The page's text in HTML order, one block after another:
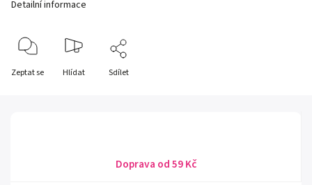
Detailní informace
Zeptat se Hlídat Sdílet
Doprava od 59 Kč